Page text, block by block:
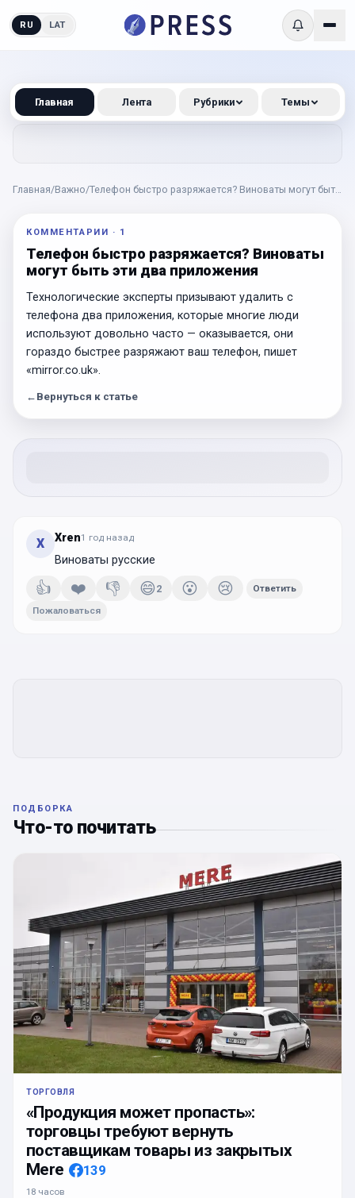
RU LAT
Главная/Важно/Телефон быстро разряжается? Виноваты могут быть
КОММЕНТАРИИ · 1
Телефон быстро разряжается? Виноваты
могут быть эти два приложения
Технологические эксперты призывают удалить с
телефона два приложения, которые многие люди
используют довольно часто — оказывается, они
гораздо быстрее разряжают ваш телефон, пишет
«mirror.co.uk».
← Вернуться к статье
X Xren1 год назад
Виноваты русские
👍 ❤️ 👎 😄 2 😮 😢 Ответить
Пожаловаться
ПОДБОРКА
Что-то почитать
ТОРГОВЛЯ
«Продукция может пропасть»:
торговцы требуют вернуть
поставщикам товары из закрытых
Mere
139
18 часов
Главная Лента Рубрики Темы